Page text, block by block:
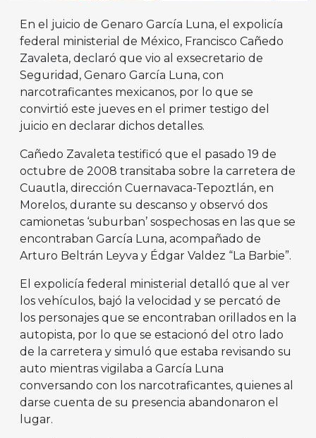
En el juicio de Genaro García Luna, el expolicía
federal ministerial de México, Francisco Cañedo
Zavaleta, declaró que vio al exsecretario de
Seguridad, Genaro García Luna, con
narcotraficantes mexicanos, por lo que se
convirtió este jueves en el primer testigo del
juicio en declarar dichos detalles.
Cañedo Zavaleta testificó que el pasado 19 de
octubre de 2008 transitaba sobre la carretera de
Cuautla, dirección Cuernavaca-Tepoztlán, en
Morelos, durante su descanso y observó dos
camionetas ‘suburban’ sospechosas en las que se
encontraban García Luna, acompañado de
Arturo Beltrán Leyva y Édgar Valdez “La Barbie”.
El expolicía federal ministerial detalló que al ver
los vehículos, bajó la velocidad y se percató de
los personajes que se encontraban orillados en la
autopista, por lo que se estacionó del otro lado
de la carretera y simuló que estaba revisando su
auto mientras vigilaba a García Luna
conversando con los narcotraficantes, quienes al
darse cuenta de su presencia abandonaron el
lugar.